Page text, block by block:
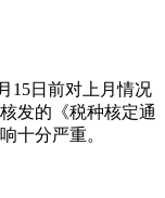
15日前对上月情况
发的《税种核定通
十分严重。